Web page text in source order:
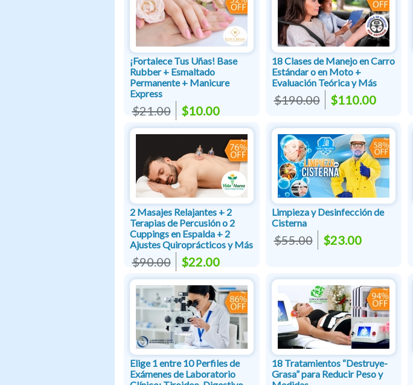
¡Fortalece Tus Uñas! Base
Rubber + Esmaltado
Permanente + Manicure
Express
$21.00 $10.00
18 Clases de Manejo en Carro
Estándar o en Moto +
Evaluación Teórica y Más
$190.00 $110.00
2 Masajes Relajantes + 2
Terapias de Percusión o 2
Cuppings en Espalda + 2
Ajustes Quiroprácticos y Más
$90.00 $22.00
Limpieza y Desinfección de
Cisterna
$55.00 $23.00
Elige 1 entre 10 Perfiles de
Exámenes de Laboratorio
18 Tratamientos “Destruye-
Grasa” para Reducir Peso y